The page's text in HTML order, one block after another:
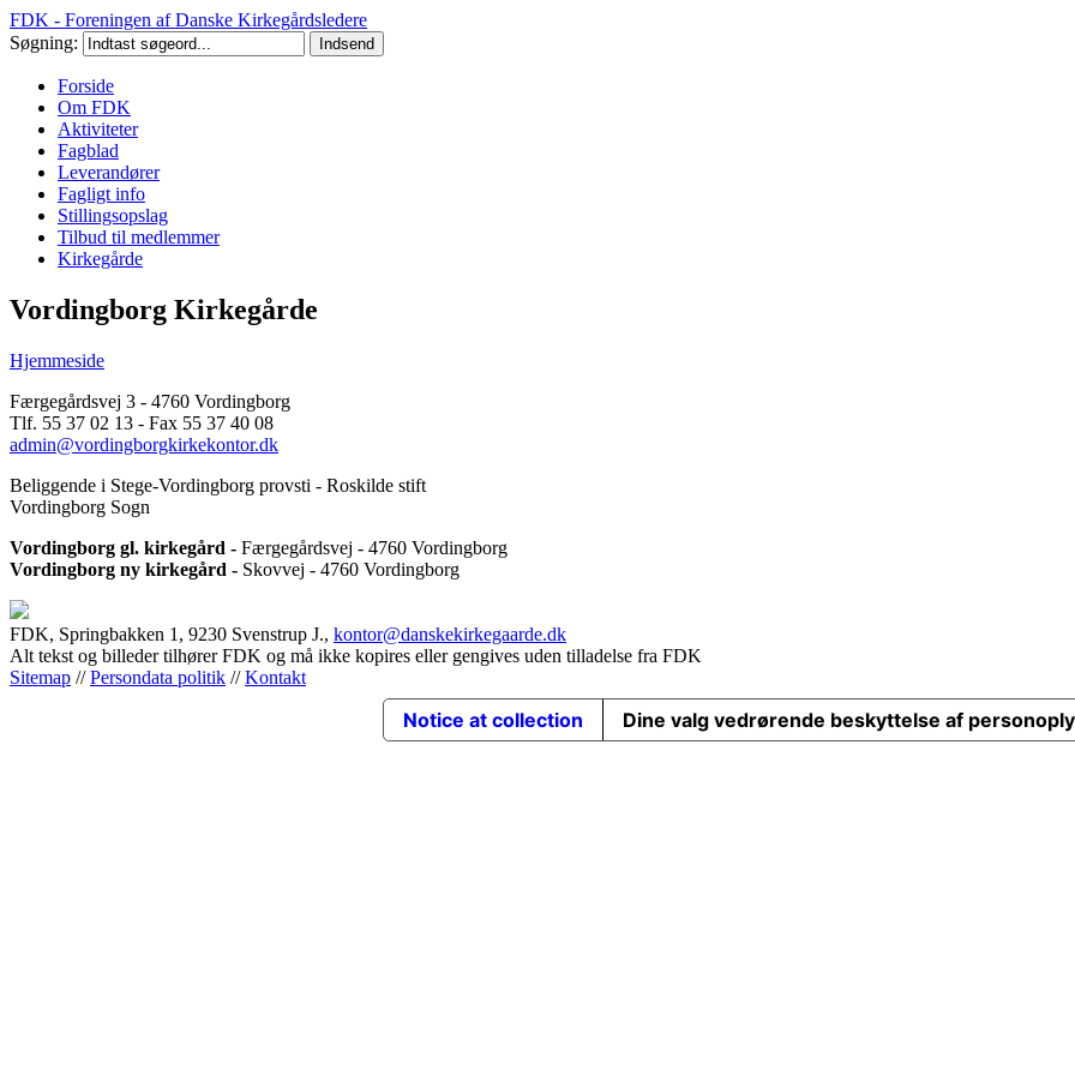
FDK - Foreningen af Danske Kirkegårdsledere
Søgning:
Forside
Om FDK
Aktiviteter
Fagblad
Leverandører
Fagligt info
Stillingsopslag
Tilbud til medlemmer
Kirkegårde
Vordingborg Kirkegårde
Hjemmeside
Færgegårdsvej 3 - 4760 Vordingborg
Tlf. 55 37 02 13 - Fax 55 37 40 08
admin@vordingborgkirkekontor.dk
Beliggende i Stege-Vordingborg provsti - Roskilde stift
Vordingborg Sogn
Vordingborg gl. kirkegård - Færgegårdsvej - 4760 Vordingborg
Vordingborg ny kirkegård - Skovvej - 4760 Vordingborg
FDK, Springbakken 1, 9230 Svenstrup J., kontor@danskekirkegaarde.dk
Alt tekst og billeder tilhører FDK og må ikke kopires eller gengives uden tilladelse fra FDK
Sitemap //Persondata politik //Kontakt
Notice at collection Dine valg vedrørende beskyttelse af